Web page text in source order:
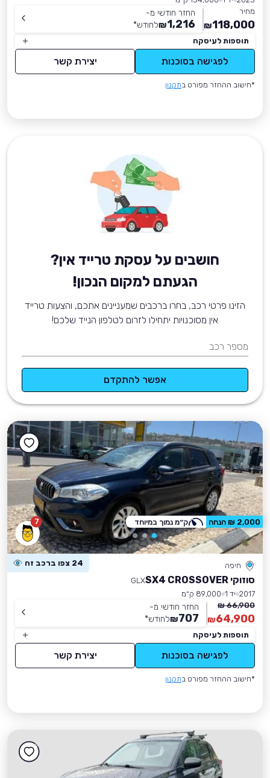
מחיר
118,000
₪
החזר חודשי מ-
1,216
₪לחודש*
תוספות לעיסקה
לפגישה בסוכנות יצירת קשר
*חישוב ההחזר מפורט בתקנון
חושבים על עסקת טרייד אין?
הגעתם למקום הנכון!
הזינו פרטי רכב, בחרו ברכבים שמעניינים אתכם, והצעות טרייד
אין מסוכנויות יתחילו לזרום לטלפון הנייד שלכם!
מספר רכב
אפשר להתקדם
7
חיפה 24 צפו ברכב זה
סוזוקי SX4 CROSSOVER
GLX
2017 יד 1
89,000 ק״מ
66,900 ₪
64,900
₪
החזר חודשי מ-
707
₪לחודש*
תוספות לעיסקה
לפגישה בסוכנות יצירת קשר
*חישוב ההחזר מפורט בתקנון
2,000 ₪ הנחה ק״מ נמוך במיוחד